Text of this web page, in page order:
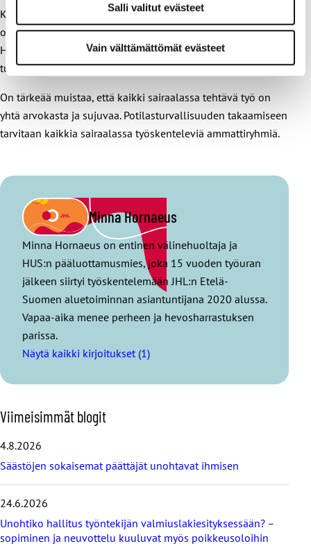
Salli valitut evästeet
Vain välttämättömät evästeet
Käynnissä olevan sopimusneuvottelukierroksen avauksissa
on mediassa vahvasti nostettu esiin hoitohenkilökunta.
Hoitajat eivät ammattiryhmänä ole yksin vastuussa
turvallisesti toteutetusta potilaanhoitoketjusta.
On tärkeää muistaa, että kaikki sairaalassa tehtävä työ on
yhtä arvokasta ja sujuvaa. Potilasturvallisuuden takaamiseen
tarvitaan kaikkia sairaalassa työskenteleviä ammattiryhmiä.
Minna Hornaeus
Minna Hornaeus on entinen välinehuoltaja ja
HUS:n pääluottamusmies, joka 15 vuoden työuran
jälkeen siirtyi työskentelemään JHL:n Etelä-
Suomen aluetoiminnan asiantuntijana 2020 alussa.
Vapaa-aika menee perheen ja hevosharrastuksen
parissa.
Näytä kaikki kirjoitukset (1)
O
h
a
v
i
i
m
e
Viimeisimmät blogit
4.8.2026
Säästöjen sokaisemat päättäjät unohtavat ihmisen
24.6.2026
Unohtiko hallitus työntekijän valmiuslakiesityksessään? –
sopiminen ja neuvottelu kuuluvat myös poikkeusoloihin